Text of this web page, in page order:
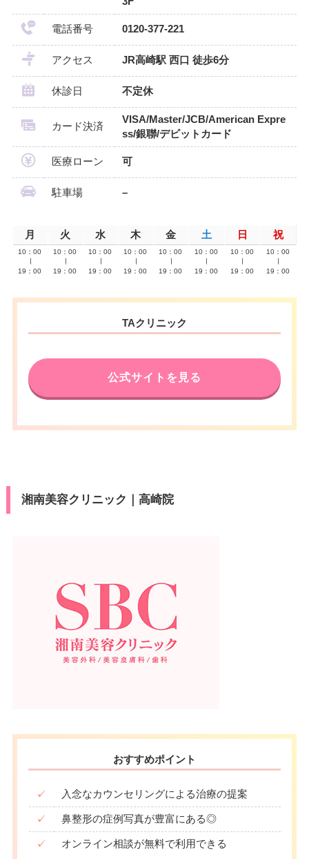
電話番号 0120-377-221
アクセス JR高崎駅 西口 徒歩6分
休診日 不定休
カード決済
VISA/Master/JCB/American Expre
ss/銀聯/デビットカード
医療ローン 可
駐車場 –
月 火 水 木 金 土 日 祝
10：00
19：00
10：00
19：00
10：00
19：00
10：00
19：00
10：00
19：00
10：00
19：00
10：00
19：00
10：00
19：00
TAクリニック
公式サイトを見る
湘南美容クリニック｜高崎院
おすすめポイント
✓ 入念なカウンセリングによる治療の提案
✓ 鼻整形の症例写真が豊富にある◎
✓ オンライン相談が無料で利用できる